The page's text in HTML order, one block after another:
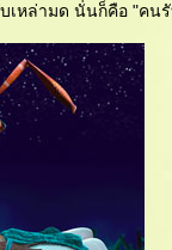
เหล่ามด นั่นก็คือ "คน